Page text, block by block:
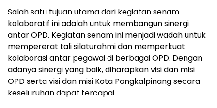
Salah satu tujuan utama dari kegiatan senam
kolaboratif ini adalah untuk membangun sinergi
antar OPD. Kegiatan senam ini menjadi wadah untuk
mempererat tali silaturahmi dan memperkuat
kolaborasi antar pegawai di berbagai OPD. Dengan
adanya sinergi yang baik, diharapkan visi dan misi
OPD serta visi dan misi Kota Pangkalpinang secara
keseluruhan dapat tercapai.